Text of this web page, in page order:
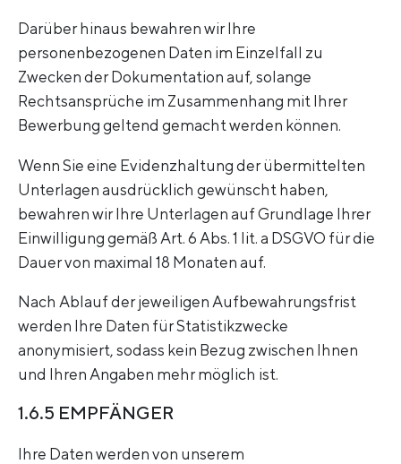
Darüber hinaus bewahren wir Ihre
personenbezogenen Daten im Einzelfall zu
Zwecken der Dokumentation auf, solange
Rechtsansprüche im Zusammenhang mit Ihrer
Bewerbung geltend gemacht werden können.
Wenn Sie eine Evidenzhaltung der übermittelten
Unterlagen ausdrücklich gewünscht haben,
bewahren wir Ihre Unterlagen auf Grundlage Ihrer
Einwilligung gemäß Art. 6 Abs. 1 lit. a DSGVO für die
Dauer von maximal 18 Monaten auf.
Nach Ablauf der jeweiligen Aufbewahrungsfrist
werden Ihre Daten für Statistikzwecke
anonymisiert, sodass kein Bezug zwischen Ihnen
und Ihren Angaben mehr möglich ist.
1.6.5 EMPFÄNGER
Ihre Daten werden von unserem